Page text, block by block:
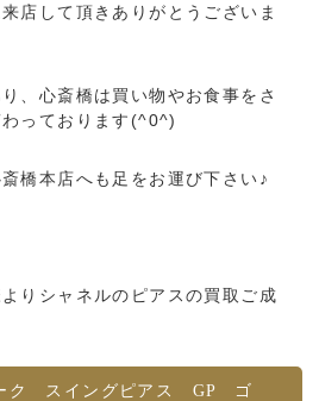
店して頂きありがとうございま
、心斎橋は買い物やお食事をさ
っております(^0^)
橋本店へも足をお運び下さい♪
りシャネルのピアスの買取ご成
ク スイングピアス GP ゴ